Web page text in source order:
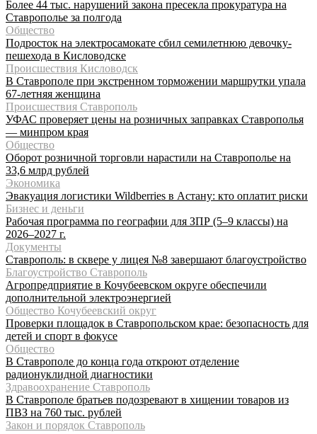
Более 44 тыс. нарушений закона пресекла прокуратура на
Ставрополье за полгода
Общество
Подросток на электросамокате сбил семилетнюю девочку-
пешехода в Кисловодске
Происшествия Кисловодск
В Ставрополе при экстренном торможении маршрутки упала
67-летняя женщина
Происшествия Ставрополь
УФАС проверяет цены на розничных заправках Ставрополья
— минпром края
Общество
Оборот розничной торговли нарастили на Ставрополье на
33,6 млрд рублей
Экономика
Эвакуация логистики Wildberries в Астану: кто оплатит риски
Бизнес и деньги
Рабочая программа по географии для ЗПР (5–9 классы) на
2026–2027 г.
Документы
Ставрополь: в сквере у лицея №8 завершают благоустройство
Благоустройство Ставрополь
Агропредприятие в Кочубеевском округе обеспечили
дополнительной электроэнергией
Общество Кочубеевский округ
Проверки площадок в Ставропольском крае: безопасность для
детей и спорт в фокусе
Общество
В Ставрополе до конца года откроют отделение
радионуклидной диагностики
Здравоохранение Ставрополь
В Ставрополе братьев подозревают в хищении товаров из
ПВЗ на 760 тыс. рублей
Закон и порядок Ставрополь